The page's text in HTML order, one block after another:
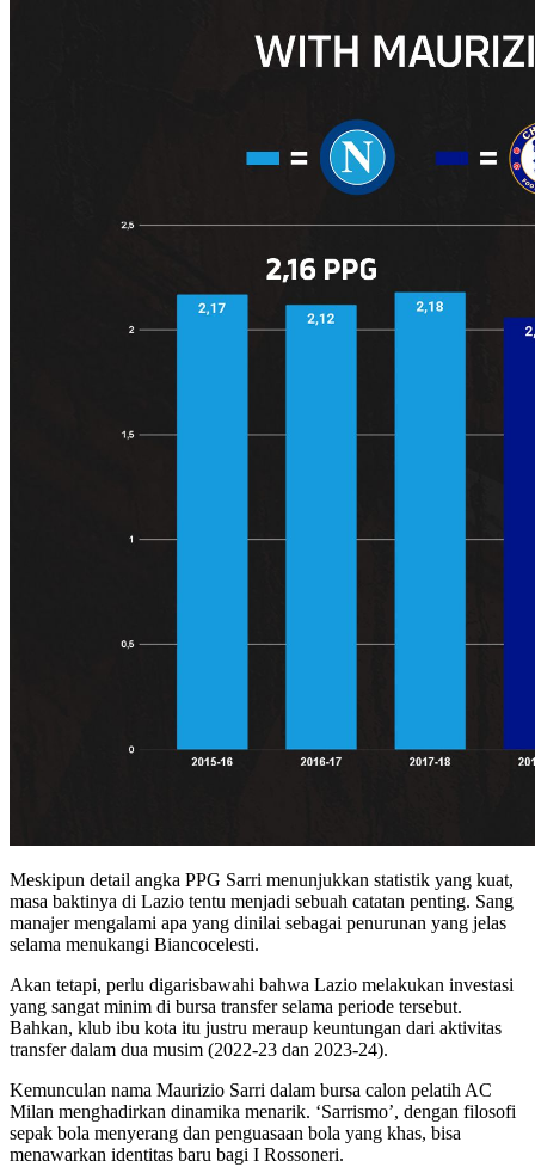
Meskipun detail angka PPG Sarri menunjukkan statistik yang kuat,
masa baktinya di Lazio tentu menjadi sebuah catatan penting. Sang
manajer mengalami apa yang dinilai sebagai penurunan yang jelas
selama menukangi Biancocelesti.
Akan tetapi, perlu digarisbawahi bahwa Lazio melakukan investasi
yang sangat minim di bursa transfer selama periode tersebut.
Bahkan, klub ibu kota itu justru meraup keuntungan dari aktivitas
transfer dalam dua musim (2022-23 dan 2023-24).
Kemunculan nama Maurizio Sarri dalam bursa calon pelatih AC
Milan menghadirkan dinamika menarik. ‘Sarrismo’, dengan filosofi
sepak bola menyerang dan penguasaan bola yang khas, bisa
menawarkan identitas baru bagi I Rossoneri.